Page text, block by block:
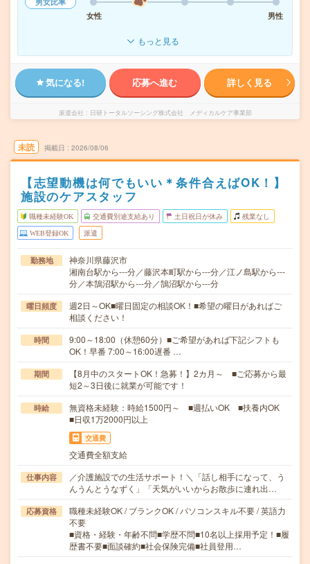
女性
男性
もっと見る
気になる! 応募へ進む 詳しく見る
派遣会社 日研トータルソーシング株式会社 メディカルケア事業部
未読 掲載日 2026/08/06
【志望動機は何でもいい＊条件合えばOK！】
施設のケアスタッフ
職種未経験OK 交通費別途支給あり 土日祝日が休み 残業なし
WEB登録OK 派遣
勤務地
神奈川県藤沢市
湘南台駅から---分／藤沢本町駅から---分／江ノ島駅から---
分／本鵠沼駅から---分／鵠沼駅から---分
曜日頻度
週2日～OK■曜日固定の相談OK！■希望の曜日があればご
相談ください！
時間
9:00～18:00（休憩60分）■ご希望があれば下記シフトも
OK！早番 7:00～16:00遅番 …
期間
【8月中のスタートOK！急募！】2カ月～ ■ご応募から最
短2～3日後に就業が可能です！
時給
無資格未経験：時給1500円～ ■週払いOK ■扶養内OK
■日収1万2000円以上
交通費
交通費全額支給
仕事内容
／介護施設での生活サポート！＼「話し相手になって、う
んうんとうなずく」「天気がいいからお散歩に連れ出…
応募資格
職種未経験OK / ブランクOK / パソコンスキル不要 / 英語力
不要
■資格・経験・年齢不問■学歴不問■10名以上採用予定！■履
歴書不要■面談確約■社会保険完備■社員登用…